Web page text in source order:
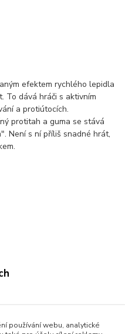
efektem rychlého lepidla
To dává hráči s aktivním
a protiútocích.
protitah a guma se stává
Není s ní příliš snadné hrát,
používání webu, analytické